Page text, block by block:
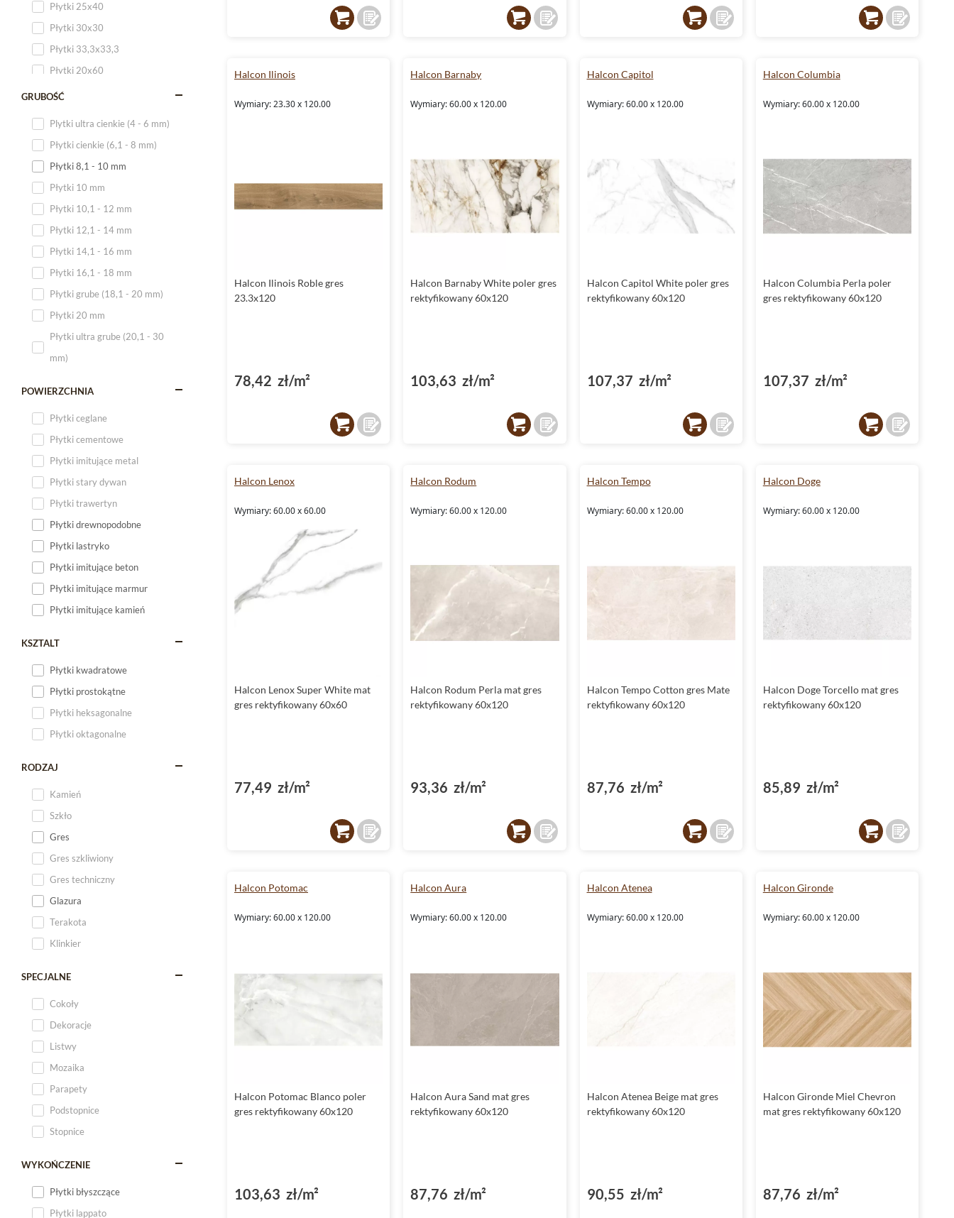
Płytki 25x40
Płytki 30x30
Płytki 33,3x33,3
Płytki 20x60
Płytki 20x120
Płytki małe
GRUBOŚĆ
Plytki ultra cienkie (4 - 6 mm)
Płytki cienkie (6,1 - 8 mm)
Płytki 8,1 - 10 mm
Płytki 10 mm
Płytki 10,1 - 12 mm
Płytki 12,1 - 14 mm
Płytki 14,1 - 16 mm
Płytki 16,1 - 18 mm
Płytki grube (18,1 - 20 mm)
Płytki 20 mm
Płytki ultra grube (20,1 - 30
mm)
POWIERZCHNIA
Płytki ceglane
Płytki cementowe
Płytki imitujące metal
Płytki stary dywan
Płytki trawertyn
Płytki drewnopodobne
Płytki lastryko
Płytki imitujące beton
Płytki imitujące marmur
Płytki imitujące kamień
KSZTALT
Płytki kwadratowe
Płytki prostokątne
Płytki heksagonalne
Płytki oktagonalne
RODZAJ
Kamień
Szkło
Gres
Gres szkliwiony
Gres techniczny
Glazura
Terakota
Klinkier
SPECJALNE
Cokoły
Dekoracje
Listwy
Mozaika
Parapety
Podstopnice
Stopnice
WYKOŃCZENIE
Płytki błyszczące
Płytki lappato
Halcon Ilinois
Wymiary: 23.30 x 120.00
Halcon Ilinois Roble gres
23.3x120
78,42 zł/m²
Halcon Barnaby
Wymiary: 60.00 x 120.00
Halcon Barnaby White poler gres
rektyfikowany 60x120
103,63 zł/m²
Halcon Capitol
Wymiary: 60.00 x 120.00
Halcon Capitol White poler gres
rektyfikowany 60x120
107,37 zł/m²
Halcon Columbia
Wymiary: 60.00 x 120.00
Halcon Columbia Perla poler
gres rektyfikowany 60x120
107,37 zł/m²
Halcon Lenox
Wymiary: 60.00 x 60.00
Halcon Lenox Super White mat
gres rektyfikowany 60x60
77,49 zł/m²
Halcon Rodum
Wymiary: 60.00 x 120.00
Halcon Rodum Perla mat gres
rektyfikowany 60x120
93,36 zł/m²
Halcon Tempo
Wymiary: 60.00 x 120.00
Halcon Tempo Cotton gres Mate
rektyfikowany 60x120
87,76 zł/m²
Halcon Doge
Wymiary: 60.00 x 120.00
Halcon Doge Torcello mat gres
rektyfikowany 60x120
85,89 zł/m²
Halcon Potomac
Wymiary: 60.00 x 120.00
Halcon Potomac Blanco poler
gres rektyfikowany 60x120
103,63 zł/m²
Halcon Aura
Wymiary: 60.00 x 120.00
Halcon Aura Sand mat gres
rektyfikowany 60x120
87,76 zł/m²
Halcon Atenea
Wymiary: 60.00 x 120.00
Halcon Atenea Beige mat gres
rektyfikowany 60x120
90,55 zł/m²
Halcon Gironde
Wymiary: 60.00 x 120.00
Halcon Gironde Miel Chevron
mat gres rektyfikowany 60x120
87,76 zł/m²